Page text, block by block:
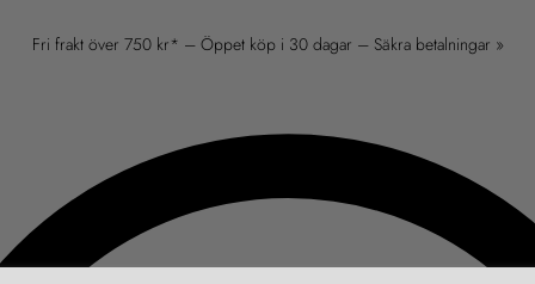
Fri frakt över 750 kr* – Öppet köp i 30 dagar – Säkra betalningar »